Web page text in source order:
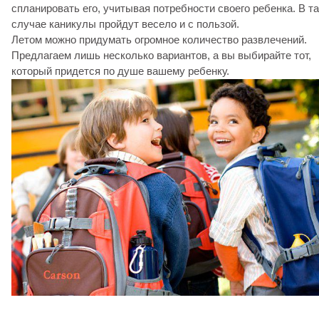
спланировать его, учитывая потребности своего ребенка. В
случае каникулы пройдут весело и с пользой.
Летом можно придумать огромное количество развлечений.
Предлагаем лишь несколько вариантов, а вы выбирайте тот,
который придется по душе вашему ребенку.